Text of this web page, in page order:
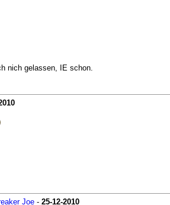
nich gelassen, IE schon.
Joe- 25-12-2010